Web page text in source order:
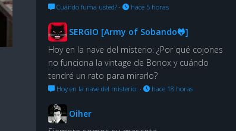
Cuándo fuma usted? · hace 5 horas
SERGIO [Army of Sobando🐸]
Hoy en la nave del misterio: ¿Por qué cojones
no funciona la vintage de Bonox y cuándo
tendré un rato para mirarlo?
Hoy en la nave del misterio: · hace 18 horas
Oiher